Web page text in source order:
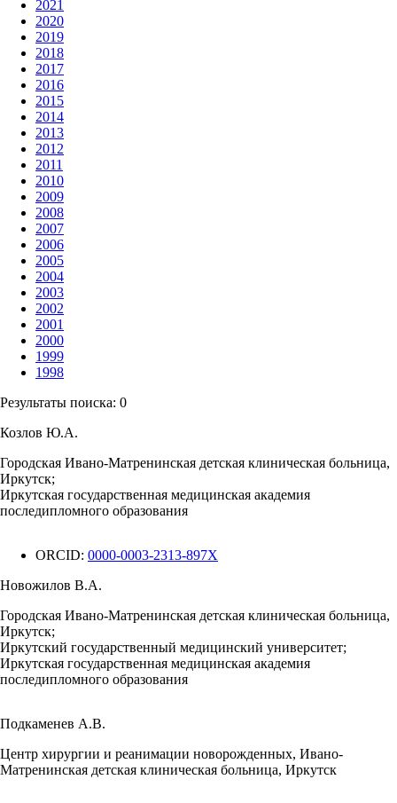
2021
2020
2019
2018
2017
2016
2015
2014
2013
2012
2011
2010
2009
2008
2007
2006
2005
2004
2003
2002
2001
2000
1999
1998
Результаты поиска: 0
Козлов Ю.А.
Городская Ивано-Матренинская детская клиническая больница,
Иркутск;
Иркутская государственная медицинская академия
последипломного образования
ORCID: 0000-0003-2313-897X
Новожилов В.А.
Городская Ивано-Матренинская детская клиническая больница,
Иркутск;
Иркутский государственный медицинский университет;
Иркутская государственная медицинская академия
последипломного образования
Подкаменев А.В.
Центр хирургии и реанимации новорожденных, Ивано-
Матренинская детская клиническая больница, Иркутск